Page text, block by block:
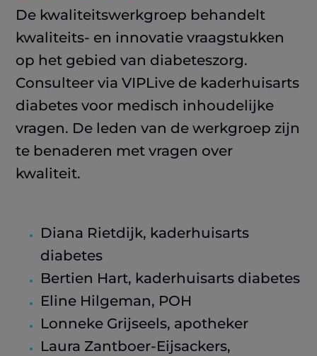
De kwaliteitswerkgroep behandelt
kwaliteits- en innovatie vraagstukken
op het gebied van diabeteszorg.
Consulteer via VIPLive de kaderhuisarts
diabetes voor medisch inhoudelijke
vragen. De leden van de werkgroep zijn
te benaderen met vragen over
kwaliteit.
Diana Rietdijk, kaderhuisarts
diabetes
Bertien Hart, kaderhuisarts diabetes
Eline Hilgeman, POH
Lonneke Grijseels, apotheker
Laura Zantboer-Eijsackers,